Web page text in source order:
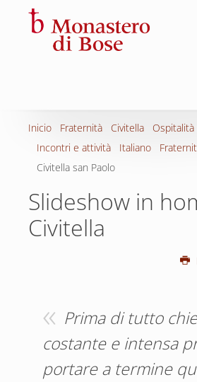
Inicio Fraternità Civitella
Ospitalità
Incontri e attività
Italiano
Civitella san Paolo
Slideshow in
Civitella
Prima di tutto
costante e intensa
portare a termine